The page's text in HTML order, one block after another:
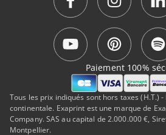
Tous les prix indiqués sont hors taxes (H.T.)
continentale. Exaprint est une marque de
Company. SAS au capital de 2.000.000 €,
Montpellier.
Paiement 100%